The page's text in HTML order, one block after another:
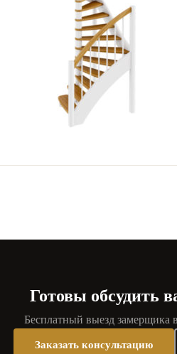
Готовы обсудить
Бесплатный выезд замерщика
Заказать консультацию